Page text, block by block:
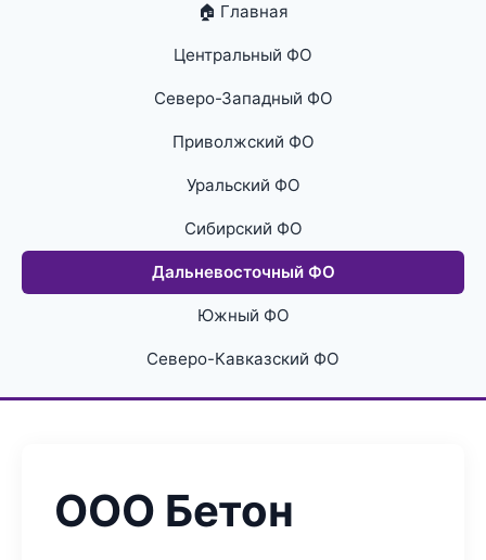
🏠 Главная
Центральный ФО
Северо-Западный ФО
Приволжский ФО
Уральский ФО
Сибирский ФО
Дальневосточный ФО
Южный ФО
Северо-Кавказский ФО
ООО Бетон